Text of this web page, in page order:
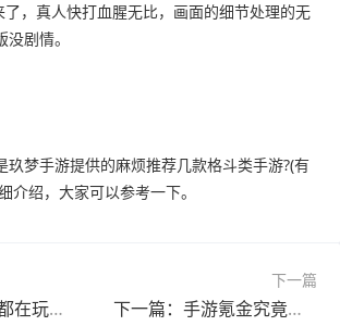
，真人快打血腥无比，画面的细节处理的无
剧情。
玖梦手游提供的麻烦推荐几款格斗类手游?(有
介绍，大家可以参考一下。
上一篇：你现在都在玩什么武侠手游呢?(有什么好的武侠手游)
下一篇
下一篇：手游氪金究竟值得吗?(手游氪金究竟值得吗)